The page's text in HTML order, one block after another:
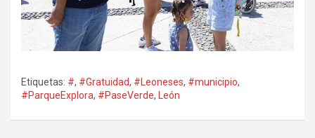
Etiquetas: #, #Gratuidad, #Leoneses, #municipio,
#ParqueExplora, #PaseVerde, León